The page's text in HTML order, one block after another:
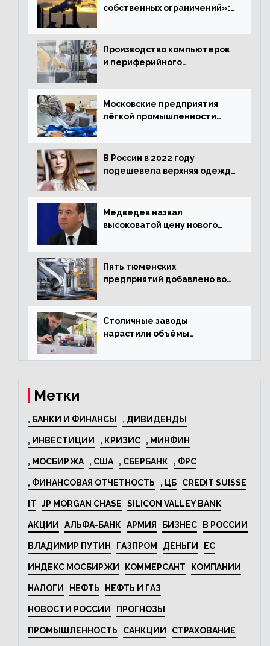
собственных ограничений»:
промышленности
Производство компьютеров
и периферийного
Московские предприятия
лёгкой промышленности
В России в 2022 году
подешевела верхняя одежда
Медведев назвал
высоковатой цену нового
Пять тюменских
предприятий добавлено во
туризма
Столичные заводы
нарастили объёмы
электрооборудования на
Метки
, БАНКИ И ФИНАНСЫ , ДИВИДЕНДЫ
, ИНВЕСТИЦИИ , КРИЗИС , МИНФИН
, МОСБИРЖА , США , СБЕРБАНК , ФРС
, ФИНАНСОВАЯ ОТЧЕТНОСТЬ , ЦБ CREDIT SUISSE
IT JP MORGAN CHASE SILICON VALLEY BANK
АКЦИИ АЛЬФА-БАНК АРМИЯ БИЗНЕС В РОССИИ
ВЛАДИМИР ПУТИН ГАЗПРОМ ДЕНЬГИ ЕС
ИНДЕКС МОСБИРЖИ КОММЕРСАНТ КОМПАНИИ
НАЛОГИ НЕФТЬ НЕФТЬ И ГАЗ
НОВОСТИ РОССИИ ПРОГНОЗЫ
ПРОМЫШЛЕННОСТЬ САНКЦИИ СТРАХОВАНИЕ